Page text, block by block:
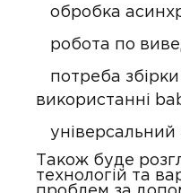
обробка
робота по
потреба
використанні
універсальний
Також буде
технологій та